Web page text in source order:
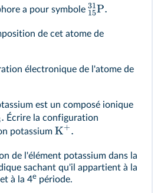
a pour symbole 15
31P.
de cet atome de
électronique de l'atome de
est un composé ionique
. Écrire la configuration
potassium K+.
de l'élément potassium dans la
sachant qu'il appartient à la
à la 4e période.